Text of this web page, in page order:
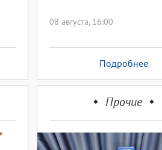
08 августа, 16:00
Подробнее
Прочие